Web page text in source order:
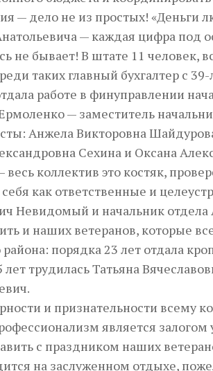
— дело не из простых! «Деньги
— каждая цифра под
не бывает! В штате 11 человек,
таких главный бухгалтер с
работе в финуправлении
— заместитель
Анжела Викторовна
Сехина и Оксана
коллектив это костяк,
как ответственные и
Невидомый и начальник отдела
и наших ветеранов, которые
порядка 23 лет отдала
трудилась Татьяна
и признательности всему
является залогом
с праздником наших
на заслуженном отдыхе,